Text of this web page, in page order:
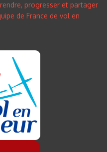
progresser et partager
de France de vol en